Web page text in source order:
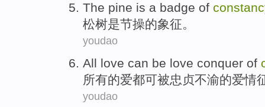
The pine is a badge of
松树是节操的象征。
youdao
All love can be love conquer of
所有的爱都可被忠贞不渝的爱情
youdao